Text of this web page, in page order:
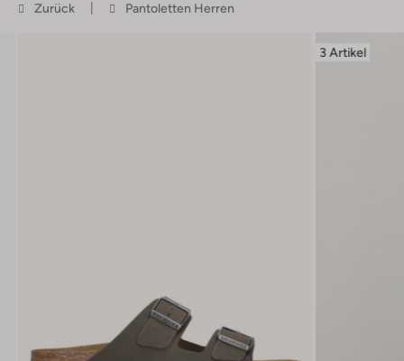
Zurück Pantoletten Herren
3 Artikel